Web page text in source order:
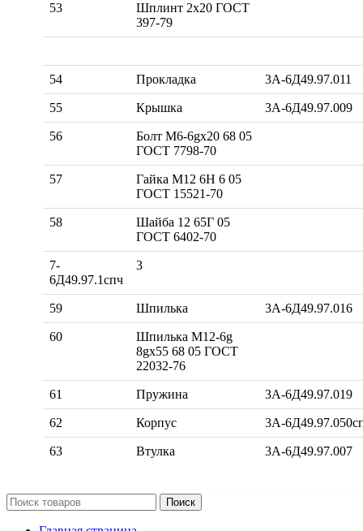
53
Шплинт 2х20 ГОСТ
397-79
54 Прокладка 3А-6Д49.97.011
55 Крышка 3А-6Д49.97.009
56
Болт М6-6gx20 68 05
ГОСТ 7798-70
57
Гайка М12 6Н 6 05
ГОСТ 15521-70
58
Шайба 12 65Г 05
ГОСТ 6402-70
7-
6Д49.97.1спч
3
59 Шпилька 3А-6Д49.97.016
60
Шпилька М12-6g
8gx55 68 05 ГОСТ
22032-76
61 Пружина 3А-6Д49.97.019
62 Корпус 3А-
63 Втулка 3А-6Д49.97.007
Поиск